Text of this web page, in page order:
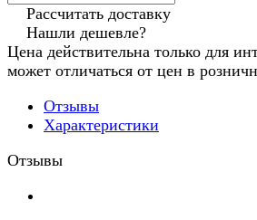
Рассчитать доставку
Нашли дешевле?
Цена действительна только для
может отличаться от цен в
Отзывы
Характеристики
Отзывы